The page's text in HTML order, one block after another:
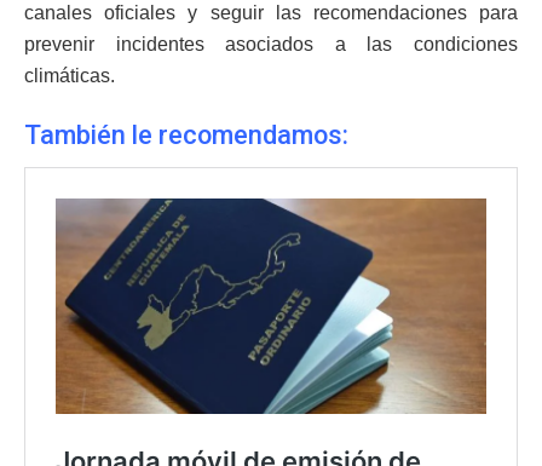
canales oficiales y seguir las recomendaciones para
prevenir incidentes asociados a las condiciones
climáticas.
También le recomendamos: